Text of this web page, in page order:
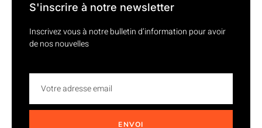
S'inscrire à notre newsletter
Inscrivez vous à notre bulletin d’information pour avoir
de nos nouvelles
ENVOI